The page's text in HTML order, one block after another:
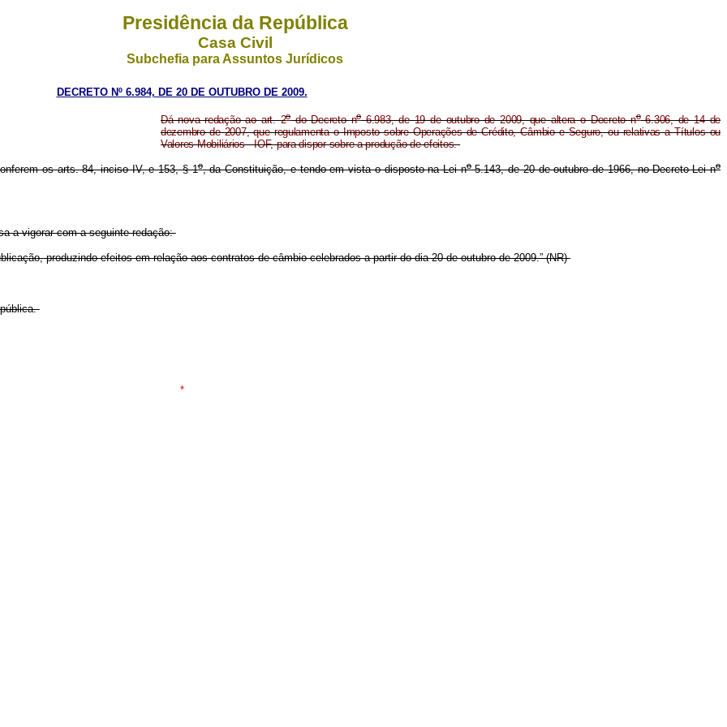
Presidência da República
Casa Civil
Subchefia para Assuntos Jurídicos
DECRETO Nº 6.984, DE 20 DE OUTUBRO DE 2009.
Dá nova redação ao art. 2odo Decreto no6.983, de 19 de outubro de 2009, que altera o Decreto no6.306, de 14 de
dezembro de 2007, que regulamenta o Imposto sobre Operações de Crédito, Câmbio e Seguro, ou relativas a Títulos ou
Valores Mobiliários - IOF, para dispor sobre a produção de efeitos.
os arts. 84, inciso IV, e 153, § 1o, da Constituição, e tendo em vista o disposto na Lei no5.143, de 20 de outubro de 1966, no Decreto-Lei no
a vigorar com a seguinte redação:
produzindo efeitos em relação aos contratos de câmbio celebrados a partir do dia 20 de outubro de 2009.” (NR)
*